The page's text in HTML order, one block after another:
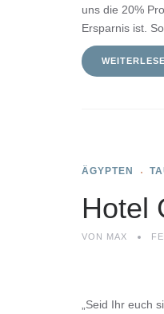
uns die 20%
Ersparnis ist.
ÄGYPTEN
Hotel
VON MAX
„Seid Ihr euch